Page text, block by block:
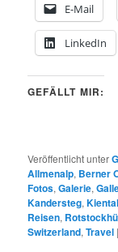
E-Mail
LinkedIn
GEFÄLLT MIR:
Veröffentlicht unter
Allmenalp, Berner
Fotos,Galerie,
Kandersteg,Kiental
Reisen,
Switzerland,Travel